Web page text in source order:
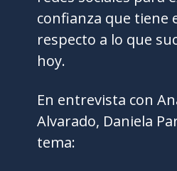
confianza que tiene
respecto a lo que
hoy.
En entrevista con
Alvarado, Daniela
tema: